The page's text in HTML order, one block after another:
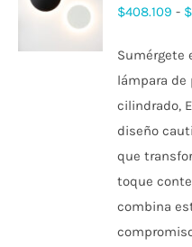
ESTE
PRODUCTO
MÚLTIPLES
VARIANTES.
PRODUCTO
$408.109 - $
Sumérgete
lámpara de
cilindrado,
diseño
que
toque
combina